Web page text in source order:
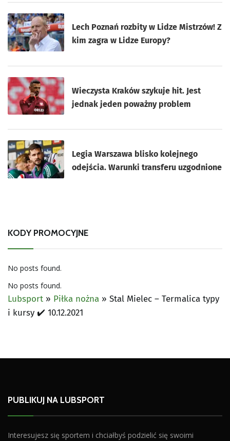
Lech Poznań rozbity w Lidze Mistrzów! Z
kim zagra w Lidze Europy?
Wieczysta Kraków szykuje hit. Jest
jednak jeden poważny problem
Legia Warszawa blisko kolejnego
odejścia. Warunki transferu uzgodnione
KODY PROMOCYJNE
No posts found.
No posts found.
Lubsport » Piłka nożna » Stal Mielec – Termalica typy
i kursy ✔️ 10.12.2021
PUBLIKUJ NA LUBSPORT
Interesujesz się sportem i chciałbyś podzielić się swoimi